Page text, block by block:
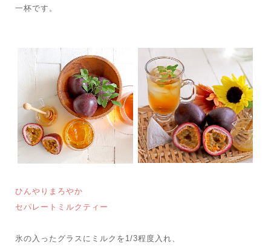
一杯です。
ひんやりまろやか
セパレートミルクティー
氷の入ったグラスにミルクを1/3程度入れ、